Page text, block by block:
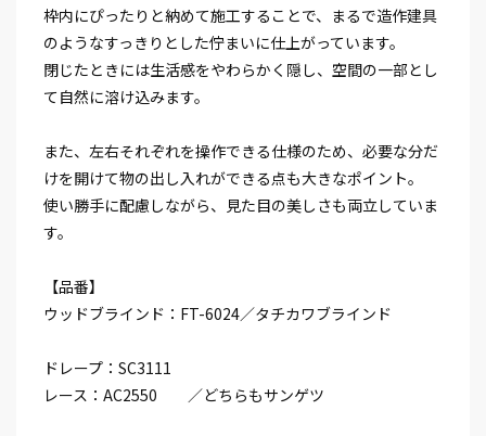
枠内にぴったりと納めて施工することで、まるで造作建具
のようなすっきりとした佇まいに仕上がっています。
閉じたときには生活感をやわらかく隠し、空間の一部とし
て自然に溶け込みます。
また、左右それぞれを操作できる仕様のため、必要な分だ
けを開けて物の出し入れができる点も大きなポイント。
使い勝手に配慮しながら、見た目の美しさも両立していま
す。
【品番】
ウッドブラインド：FT-6024／タチカワブラインド
ドレープ：SC3111
レース：AC2550 ／どちらもサンゲツ